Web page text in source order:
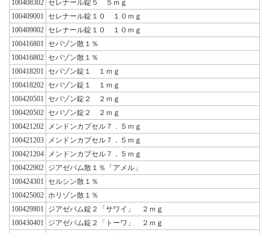
100408302 セレナール錠５ ５ｍｇ
100409001
セレナール錠１０ １０ｍｇ
100409002 セレナール錠１０ １０ｍｇ
100416801
セパゾン散１％
100416802 セパゾン散１％
100418201
セパゾン錠１ １ｍｇ
100418202 セパゾン錠１ １ｍｇ
100420501
セパゾン錠２ ２ｍｇ
100420502 セパゾン錠２ ２ｍｇ
100421202
メンドンカプセル７．５ｍｇ
100421203
メンドンカプセル７．５ｍｇ
100421204
メンドンカプセル７．５ｍｇ
100422902 ジアゼパム散１％「アメル」
100424301
セルシン散１％
100425002 ホリゾン散１％
100429801
ジアゼパム錠２「サワイ」 ２ｍｇ
100430401
ジアゼパム錠２「トーワ」 ２ｍｇ